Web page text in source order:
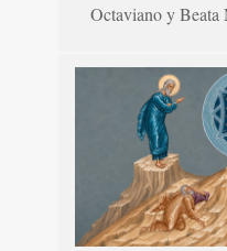
Octaviano y Beata